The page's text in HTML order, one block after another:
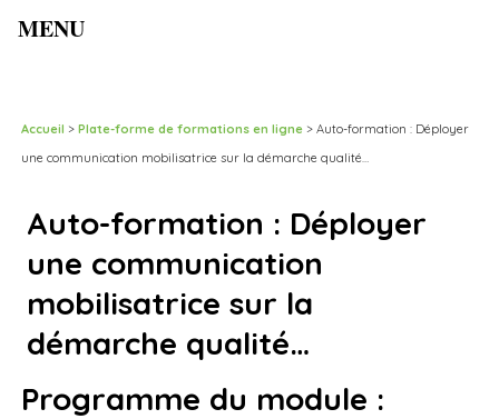
Accueil > Plate-forme de formations en ligne> Auto-formation : Déployer
une communication mobilisatrice sur la démarche qualité…
Auto-formation : Déployer
une communication
mobilisatrice sur la
démarche qualité…
Programme du module :
MENU